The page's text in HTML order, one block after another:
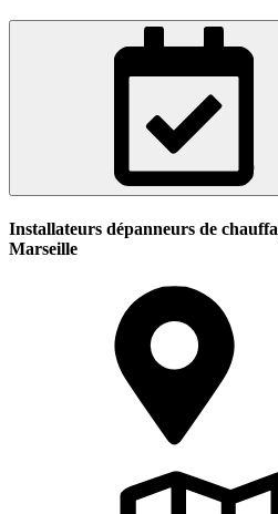
Installateurs dépanneurs de
Marseille